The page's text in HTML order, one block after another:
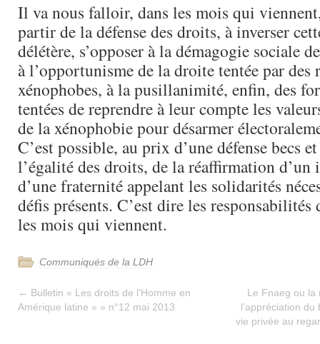
Il va nous falloir, dans les mois qui
partir de la défense des droits, à inverser
délétère, s’opposer à la démagogie sociale
à l’opportunisme de la droite tentée par des
xénophobes, à la pusillanimité, enfin, des
tentées de reprendre à leur compte les
de la xénophobie pour désarmer
C’est possible, au prix d’une défense becs
l’égalité des droits, de la réaffirmation d’un
d’une fraternité appelant les solidarités
défis présents. C’est dire les
les mois qui viennent.
Communiqués de la LDH
← Bulletin « Les droits de l’Homme en
Amérique latine » » n°12 mai 2013
Le Fnaeg ou la
l’appréciation du
vie privée au